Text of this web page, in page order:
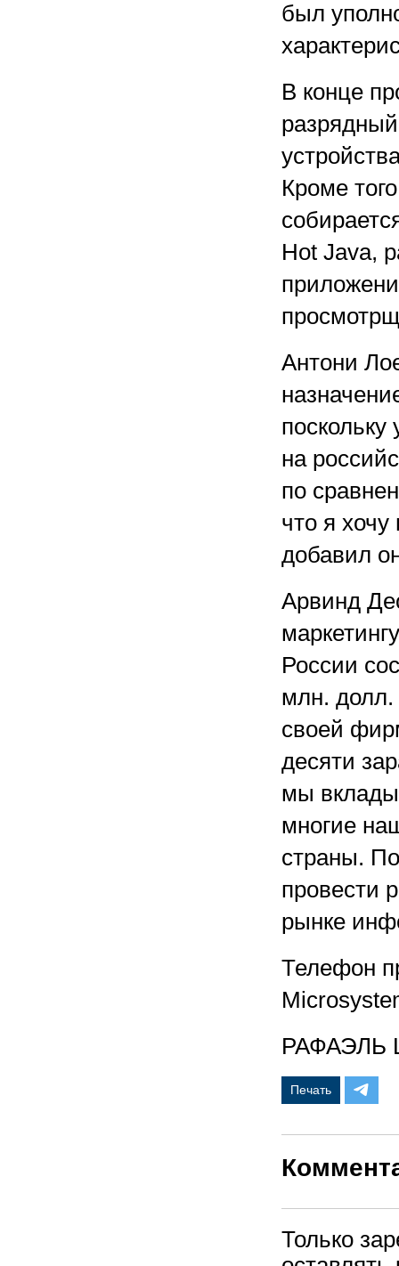
был
В конце
Кроме
Hot Java,
Антони
на
по
что я
добавил
Арвинд
России
млн. долл.
своей
десяти
мы
многие
страны.
провести
рынке
Телефон
Печать
Только